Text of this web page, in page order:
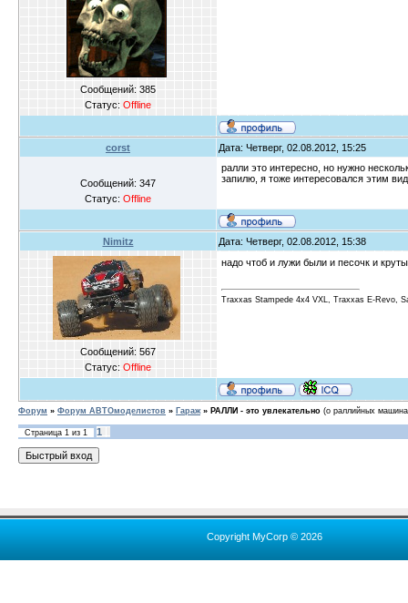
Сообщений: 385
Статус: Offline
corst Дата: Четверг, 02.08.2012, 15:25
Сообщений: 347
Статус: Offline
ралли это интересно, но нужно
запилю, я тоже интересовался этим
Nimitz Дата: Четверг, 02.08.2012, 15:38
Сообщений: 567
Статус: Offline
надо чтоб и лужи были и песочк и
Traxxas Stampede 4x4 VXL, Traxxas E-Revo,
Форум » Форум АВТОмоделистов » Гараж » РАЛЛИ - это увлекательно (о раллийных
Страница 1 из 1 1
Copyright MyCorp © 2026